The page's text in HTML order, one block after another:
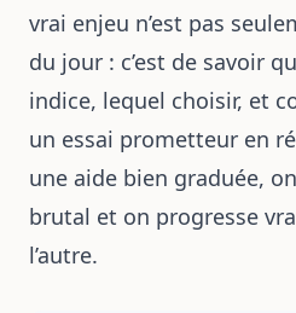
vrai enjeu n’est pas
du jour : c’est de savoir
indice, lequel choisir, et
un essai prometteur en
une aide bien graduée,
brutal et on progresse
l’autre.